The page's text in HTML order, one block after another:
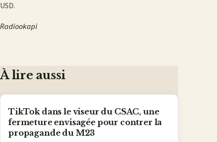
USD.
Radiookapi
À lire aussi
TikTok dans le viseur du CSAC, une
fermeture envisagée pour contrer la
propagande du M23